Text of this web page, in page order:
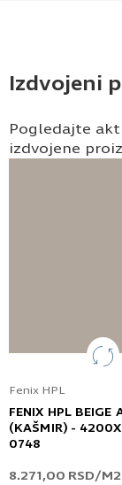
Izdvojeni
Pogledajte
izdvojene
Fenix HPL
FENIX HPL BEIGE
(KAŠMIR) -
0748
8.271,00 RSD/M2